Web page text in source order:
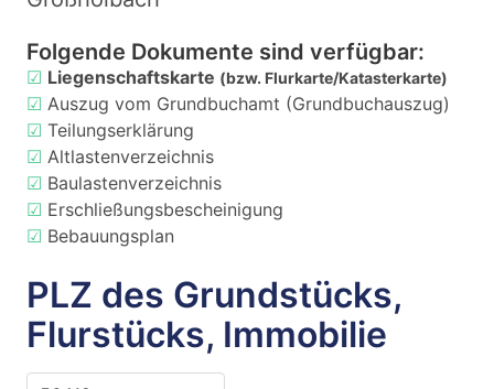
Folgende Dokumente sind verfügbar:
☑ Liegenschaftskarte (bzw. Flurkarte/Katasterkarte)
☑ Auszug vom Grundbuchamt (Grundbuchauszug)
☑ Teilungserklärung
☑ Altlastenverzeichnis
☑ Baulastenverzeichnis
☑ Erschließungsbescheinigung
☑ Bebauungsplan
PLZ des Grundstücks,
Flurstücks, Immobilie